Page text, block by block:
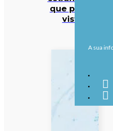
que pedem
vistos
A sua